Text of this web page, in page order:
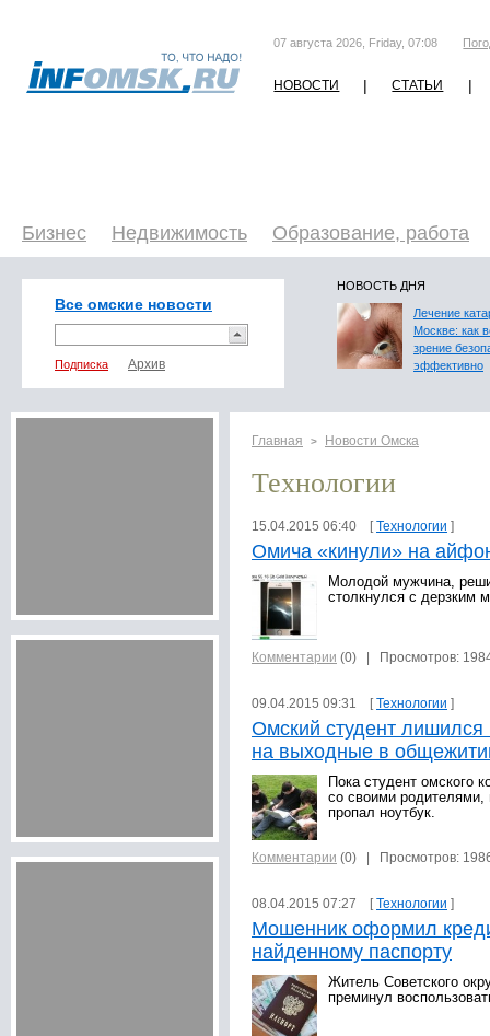
07 августа 2026, Friday, 07:08
НОВОСТИ | СТАТЬИ |
Бизнес Недвижимость Образование, работа
Все омские новости
Подписка
НОВОСТЬ ДНЯ
Лечение
Москве: как
зрение
эффективно
Главная > Новости Омска
Технологии
15.04.2015 06:40 [Технологии ]
Омича «кинули» на
Молодой мужчина,
столкнулся с дерзким
Комментарии (0) | Просмотров:
09.04.2015 09:31 [Технологии ]
Омский студент лишился
на выходные в
Пока студент
со своими родителями,
пропал ноутбук.
Комментарии (0) | Просмотров:
08.04.2015 07:27 [Технологии ]
Мошенник оформил
найденному паспорту
Житель Советского
преминул